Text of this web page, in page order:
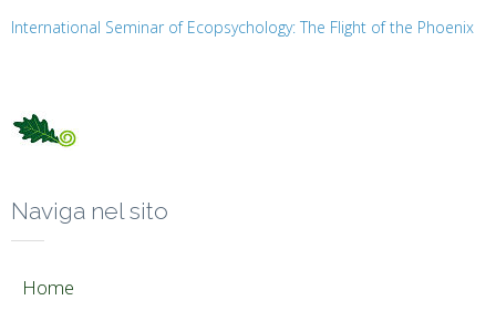
International Seminar of Ecopsychology: The Flight of the Phoenix
Naviga nel sito
Home